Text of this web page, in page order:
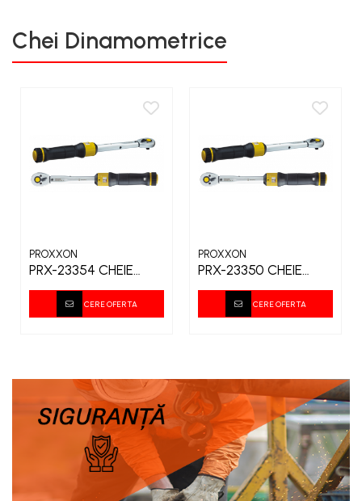
Chei Dinamometrice
PROXXON
PRX-23354 CHEIE
MC320 50-320NM
CERE OFERTA
PROXXON
PRX-23350 CHEIE
MC60 3/8 12-60NM
CERE OFERTA